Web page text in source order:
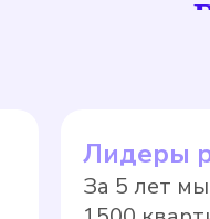
учета на
сроки в
значительно
Лидеры
За 5 лет